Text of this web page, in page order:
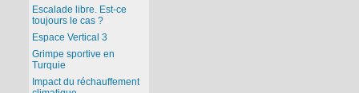
Escalade libre. Est-ce
toujours le cas ?
Espace Vertical 3
Grimpe sportive en
Turquie
Impact du réchauffement